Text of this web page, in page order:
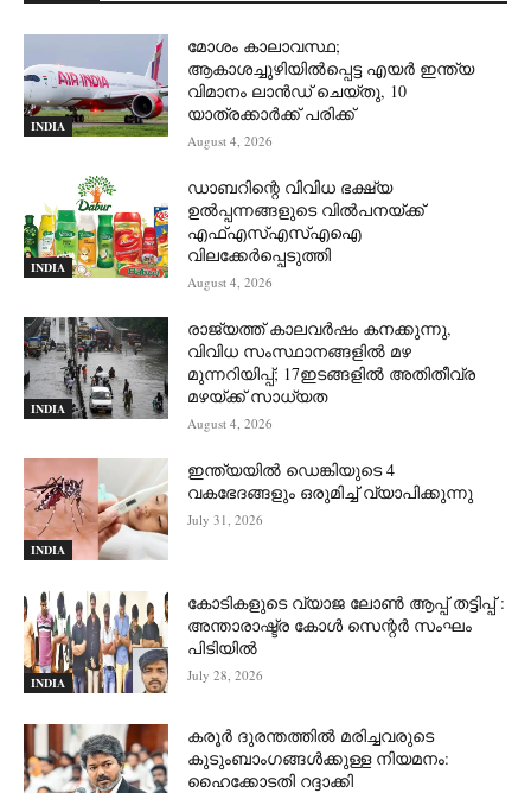
INDIA
മോശം കാലാവസ്ഥ;
ആകാശച്ചുഴിയില്‍പ്പെട്ട എയര്‍ ഇന്ത്യ
വിമാനം ലാന്‍ഡ് ചെയ്തു, 10
യാത്രക്കാര്‍ക്ക് പരിക്ക്
August 4, 2026
INDIA
ഡാബറിന്റെ വിവിധ ഭക്ഷ്യ
ഉൽപ്പന്നങ്ങളുടെ വിൽപനയ്ക്ക്
എഫ്എസ്എസ്എഐ
വിലക്കേർപ്പെടുത്തി
August 4, 2026
INDIA
രാജ്യത്ത് കാലവർഷം കനക്കുന്നു,
വിവിധ സംസ്ഥാനങ്ങളിൽ മഴ
മുന്നറിയിപ്പ്; 17ഇടങ്ങളിൽ അതിതീവ്ര
മഴയ്ക്ക് സാധ്യത
August 4, 2026
INDIA
ഇന്ത്യയിൽ ഡെങ്കിയുടെ 4
വകഭേദങ്ങളും ഒരുമിച്ച് വ്യാപിക്കുന്നു
July 31, 2026
INDIA
കോടികളുടെ വ്യാജ ലോൺ ആപ്പ് തട്ടിപ്പ് :
അന്താരാഷ്ട്ര കോൾ സെന്റർ സംഘം
പിടിയില്‍
July 28, 2026
കരൂർ ദുരന്തത്തിൽ മരിച്ചവരുടെ
കുടുംബാംഗങ്ങൾക്കുള്ള നിയമനം:
ഹൈക്കോടതി റദ്ദാക്കി